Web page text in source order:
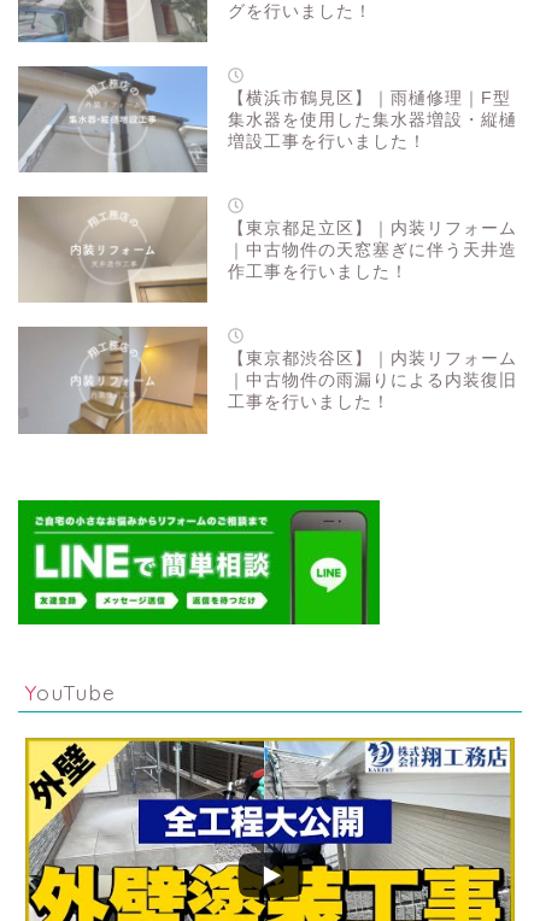
グを行いました！
【横浜市鶴見区】｜雨樋修理｜F型
集水器を使用した集水器増設・縦樋
増設工事を行いました！
【東京都足立区】｜内装リフォーム
｜中古物件の天窓塞ぎに伴う天井造
作工事を行いました！
【東京都渋谷区】｜内装リフォーム
｜中古物件の雨漏りによる内装復旧
工事を行いました！
YouTube